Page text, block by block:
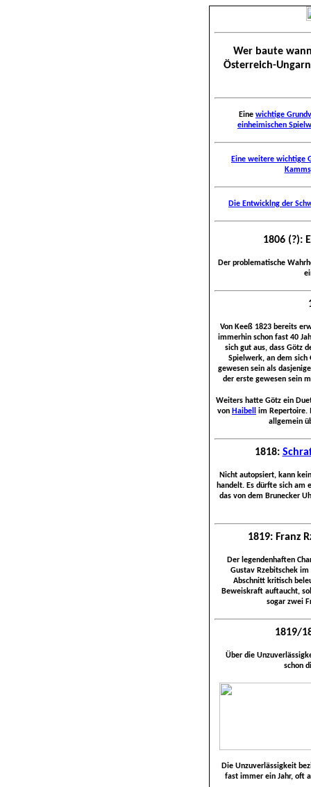
Wer baute
Österreich-
Eine wichtige
einheimischen
Eine weitere wichtige
Die Entwicklng der
1806 (?):
Der problematische
Von Keeß 1823 bereits
immerhin schon fast 40
sich gut aus, dass Götz
Spielwerk, an dem
gewesen sein als
der erste gewesen sein
Weiters hatte Götz ein
von Haibell
im Repertoire.
allgemein
1818:
Nicht autopsiert, kann
handelt. Es dürfte sich am
das von dem Brunecker
1819: Franz
Der legendenhaften
Gustav Rzebitschek
Abschnitt kritisch
Beweiskraft auftaucht,
sogar zwei
1819/
Über die
schon
Die Unzuverlässigkeit
fast immer ein Jahr, oft